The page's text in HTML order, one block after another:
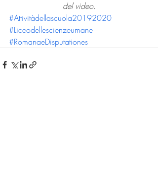
del video.
#Attivitàdellascuola20192020
#Liceodellescienzeumane
#RomanaeDisputationes